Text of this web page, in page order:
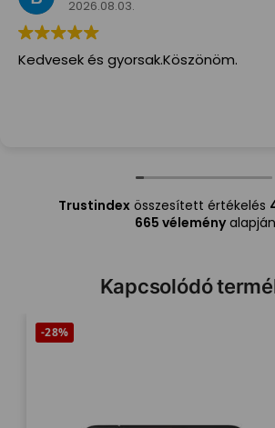
2026.08.03.
Kedvesek és gyorsak.Köszönöm.
Trustindexösszesített értékelés
665 véleményalapján
Kapcsolódó
-28%